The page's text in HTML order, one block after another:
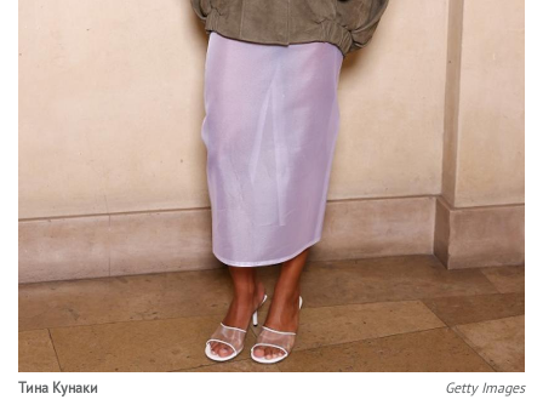
Тина Кунаки Getty Images